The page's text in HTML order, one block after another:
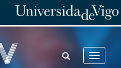
Toggle
TOGGLE
SEARCH